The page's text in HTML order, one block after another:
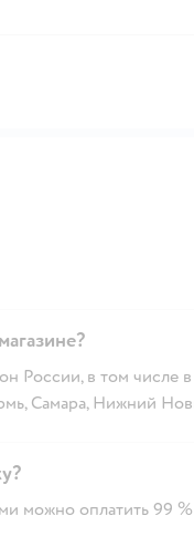
России, в том числе
Самара, Нижний
можно оплатить 99